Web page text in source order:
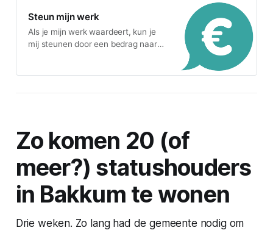
Steun mijn werk
Als je mijn werk waardeert, kun je
mij steunen door een bedrag naar
Zo komen 20 (of
meer?) statushouders
in Bakkum te wonen
Drie weken. Zo lang had de gemeente nodig om